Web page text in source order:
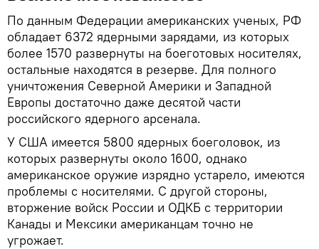
По данным Федерации американских ученых, РФ
обладает 6372 ядерными зарядами, из которых
более 1570 развернуты на боеготовых носителях,
остальные находятся в резерве. Для полного
уничтожения Северной Америки и Западной
Европы достаточно даже десятой части
российского ядерного арсенала.
У США имеется 5800 ядерных боеголовок, из
которых развернуты около 1600, однако
американское оружие изрядно устарело, имеются
проблемы с носителями. С другой стороны,
вторжение войск России и ОДКБ с территории
Канады и Мексики американцам точно не
угрожает.